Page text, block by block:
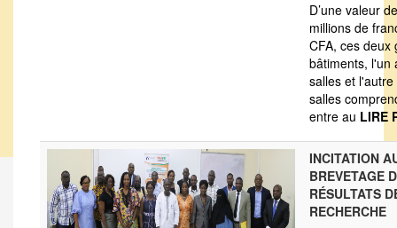
D’une valeur
millions de
CFA, ces deux
bâtiments, l'un
salles et
salles
entre au LIRE
INCITATION
BREVETAGE
RÉSULTATS
RECHERCHE